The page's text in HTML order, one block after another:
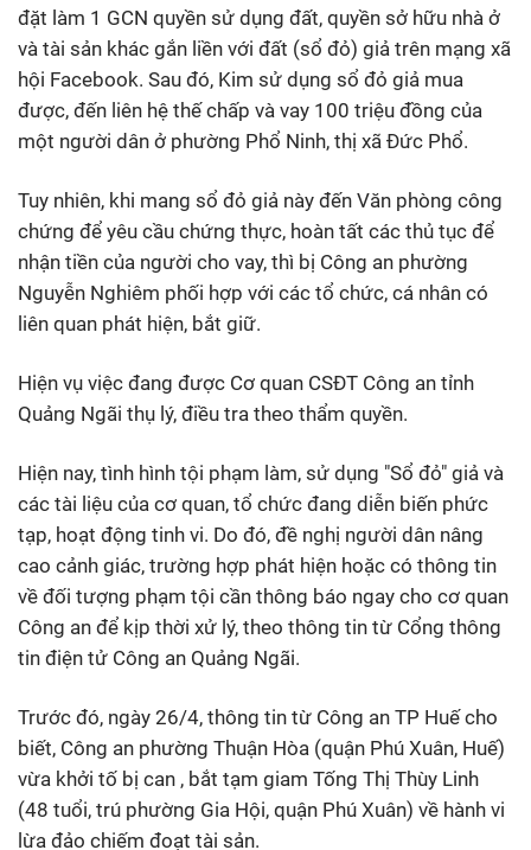
đặt làm 1 GCN quyền sử dụng đất, quyền sở hữu nhà ở
và tài sản khác gắn liền với đất (sổ đỏ) giả trên mạng xã
hội Facebook. Sau đó, Kim sử dụng sổ đỏ giả mua
được, đến liên hệ thế chấp và vay 100 triệu đồng của
một người dân ở phường Phổ Ninh, thị xã Đức Phổ.
Tuy nhiên, khi mang sổ đỏ giả này đến Văn phòng công
chứng để yêu cầu chứng thực, hoàn tất các thủ tục để
nhận tiền của người cho vay, thì bị Công an phường
Nguyễn Nghiêm phối hợp với các tổ chức, cá nhân có
liên quan phát hiện, bắt giữ.
Hiện vụ việc đang được Cơ quan CSĐT Công an tỉnh
Quảng Ngãi thụ lý, điều tra theo thẩm quyền.
Hiện nay, tình hình tội phạm làm, sử dụng "Sổ đỏ" giả và
các tài liệu của cơ quan, tổ chức đang diễn biến phức
tạp, hoạt động tinh vi. Do đó, đề nghị người dân nâng
cao cảnh giác, trường hợp phát hiện hoặc có thông tin
về đối tượng phạm tội cần thông báo ngay cho cơ quan
Công an để kịp thời xử lý, theo thông tin từ Cổng thông
tin điện tử Công an Quảng Ngãi.
Trước đó, ngày 26/4, thông tin từ Công an TP Huế cho
biết, Công an phường Thuận Hòa (quận Phú Xuân, Huế)
vừa khởi tố bị can , bắt tạm giam Tống Thị Thùy Linh
(48 tuổi, trú phường Gia Hội, quận Phú Xuân) về hành vi
lừa đảo chiếm đoạt tài sản.